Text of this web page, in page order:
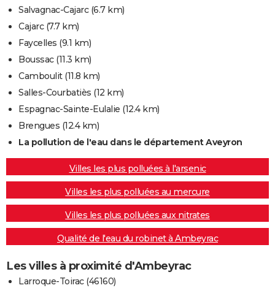
COPAINS D'AVANT
S'inscrire
Se connecter
Lycées
Collèges
Primaires
Universités
Entreprises
Service militaire
Avis de recherche
AVIS DE DÉCÈS
FORUM
Bricolage
Lifestyle
Culture
Sport
Auto
Television
Voyage
Cinema
Salvagnac-Cajarc(6.7 km)
Cajarc(7.7 km)
Faycelles (9.1 km)
Boussac(11.3 km)
Camboulit(11.8 km)
Salles-Courbatiès (12 km)
Espagnac-Sainte-Eulalie (12.4 km)
Brengues (12.4 km)
La pollution de l'eau dans le département Aveyron
Villes les plus polluées à l'arsenic
Villes les plus polluées au mercure
Villes les plus polluées aux nitrates
Qualité de l'eau du robinet à Ambeyrac
Les villes à proximité d'Ambeyrac
Larroque-Toirac (46160)